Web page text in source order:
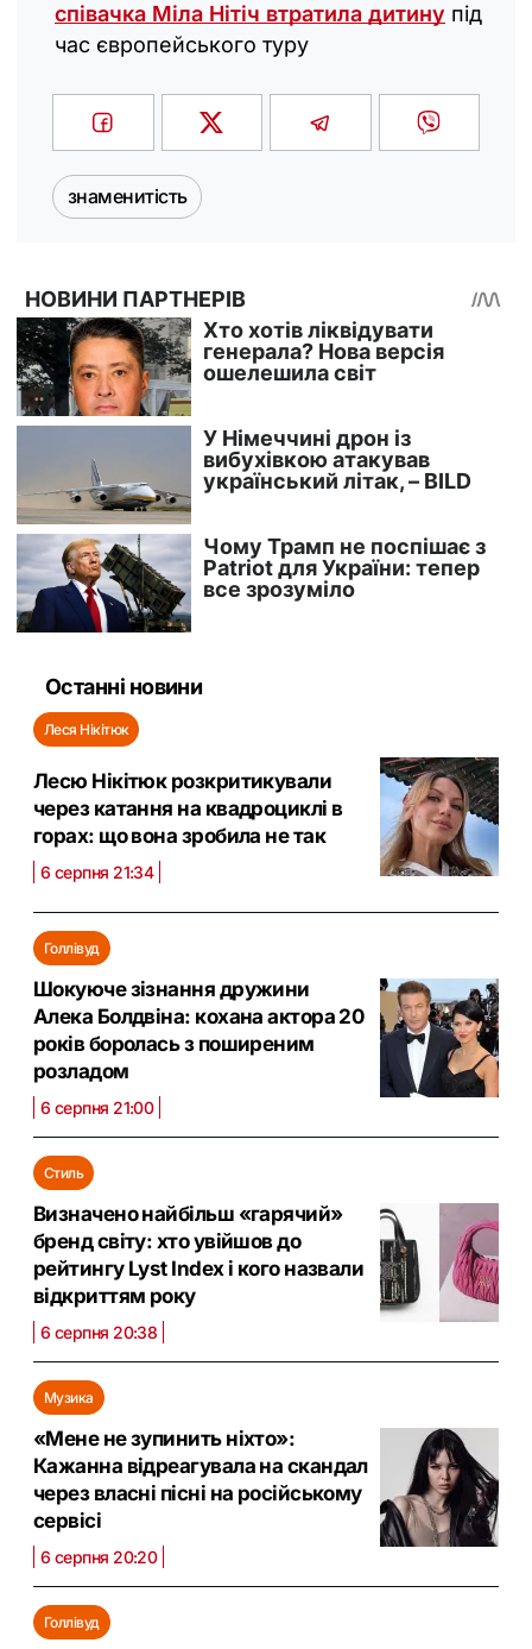
співачка Міла Нітіч втратила дитину під
час європейського туру
знаменитість
Останні новини
Леся Нікітюк
Лесю Нікітюк розкритикували
через катання на квадроциклі в
горах: що вона зробила не так
6 серпня 21:34
Голлівуд
Шокуюче зізнання дружини
Алека Болдвіна: кохана актора 20
років боролась з поширеним
розладом
6 серпня 21:00
Стиль
Визначено найбільш «гарячий»
бренд світу: хто увійшов до
рейтингу Lyst Index і кого назвали
відкриттям року
6 серпня 20:38
Музика
«Мене не зупинить ніхто»:
Кажанна відреагувала на скандал
через власні пісні на російському
сервісі
6 серпня 20:20
Голлівуд